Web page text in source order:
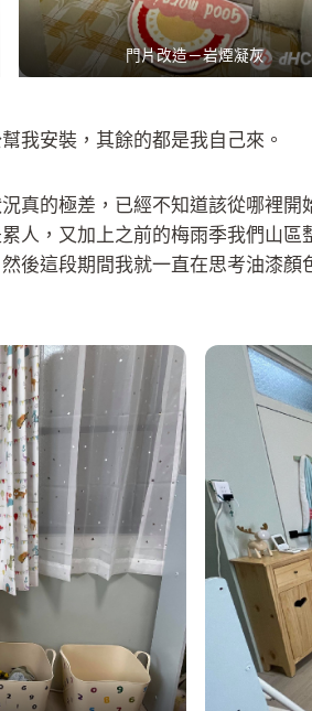
門片改造－岩煙凝灰
我安裝，其餘的都是我自己來。
真的極差，已經不知道該從哪裡
人，又加上之前的梅雨季我們山
後這段期間我就一直在思考油漆